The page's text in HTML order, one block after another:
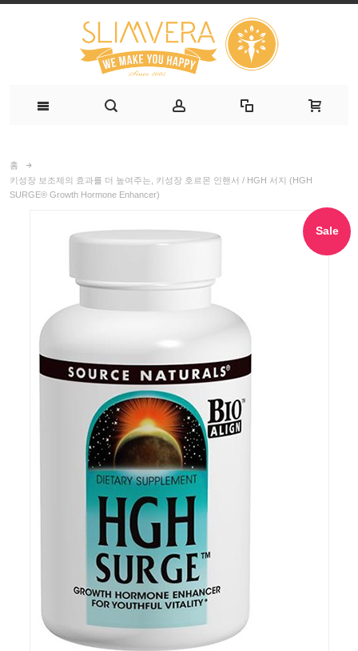
홈
키성장 보조제의 효과를 더 높여주는, 키성장 호르몬 인핸서 / HGH 서지 (HGH
SURGE® Growth Hormone Enhancer)
Sale